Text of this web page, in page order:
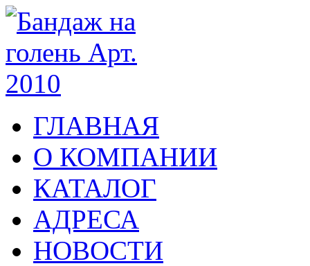
ГЛАВНАЯ
О КОМПАНИИ
КАТАЛОГ
АДРЕСА
НОВОСТИ